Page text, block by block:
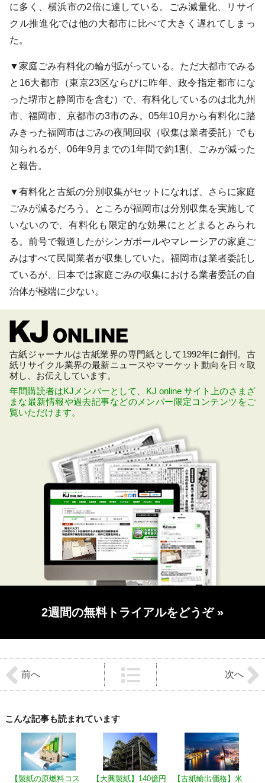
に多く、横浜市の2倍に達している。ごみ減量化、リサイ
クル推進化では他の大都市に比べて大きく遅れてしまっ
た。
▼家庭ごみ有料化の輪が拡がっている。ただ大都市でみる
と16大都市（東京23区ならびに昨年、政令指定都市にな
った堺市と静岡市を含む）で、有料化しているのは北九州
市、福岡市、京都市の3市のみ。05年10月から有料化に踏
みきった福岡市はごみの夜間回収（収集は業者委託）でも
知られるが、06年9月までの1年間で約1割、ごみが減った
と報告。
▼有料化と古紙の分別収集がセットになれば、さらに家庭
ごみが減るだろう。ところが福岡市は分別収集を実施して
いないので、有料化も限定的な効果にとどまるとみられ
る。前号で報道したがシンガポールやマレーシアの家庭ご
みはすべて民間業者が収集していた。福岡市は業者委託し
ているが、日本では家庭ごみの収集における業者委託の自
治体が極端に少ない。
古紙ジャーナルは古紙業界の専門紙として1992年に創刊。古
紙リサイクル業界の最新ニュースやマーケット動向を日々取
材し、お伝えしています。
年間購読者はKJメンバーとして、KJ online サイト上のさまざ
まな最新情報や過去記事などのメンバー限定コンテンツをご
覧いただけます。
2週間の無料トライアルをどうぞ »
後
の
記
の
前へ 次へ
こんな記事も読まれています
【製紙の原燃料コス 【大興製紙】140億円 【古紙輸出価格】米